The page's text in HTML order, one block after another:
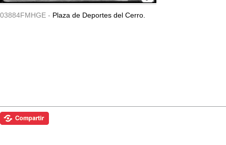
03884FMHGE - Plaza de Deportes del Cerro.